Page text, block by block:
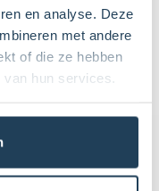
en analyse. Deze
met andere
of die ze hebben
hun services.